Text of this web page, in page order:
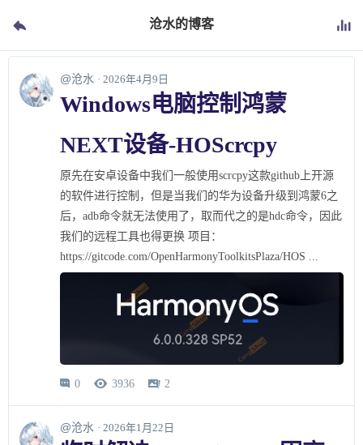
沧水的博客
@沧水 · 2026年4月9日
Windows电脑控制鸿蒙
NEXT设备-HOScrcpy
原先在安卓设备中我们一般使用scrcpy这款github上开源
的软件进行控制，但是当我们的华为设备升级到鸿蒙6之
后，adb命令就无法使用了，取而代之的是hdc命令，因此
我们的远程工具也得更换 项目：
https://gitcode.com/OpenHarmonyToolkitsPlaza/HOS ...
 0  3936  2
@沧水 · 2026年1月22日